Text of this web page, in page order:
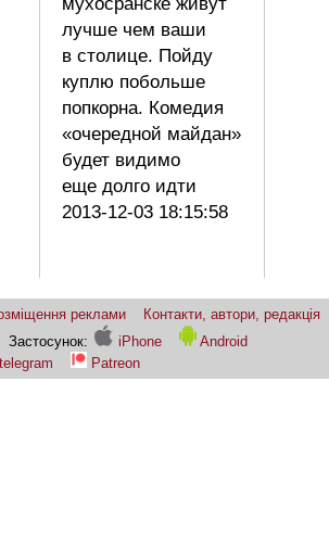
лучше чем ваши
в столице. Пойду
куплю побольше
попкорна. Комедия
«очередной майдан»
будет видимо
еще долго идти
2013-12-03 18:15:58
реклами
Контакти, автори, редакція
Застосунок: iPhone
Android
Patreon